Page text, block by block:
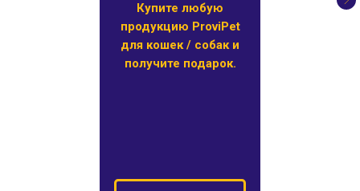
Купите любую
продукцию ProviPet
для кошек / собак и
получите подарок.